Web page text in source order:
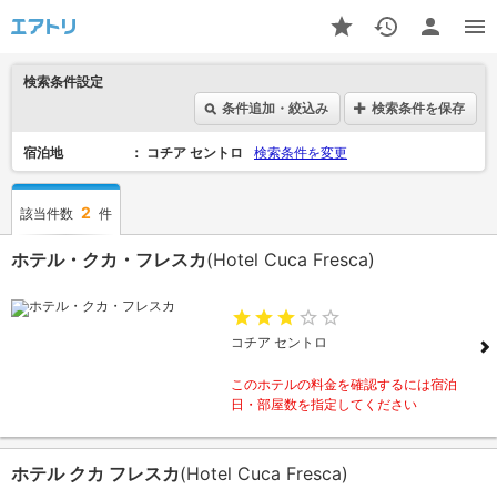
検索条件設定
条件追加・絞込み
検索条件を保存
宿泊地 コチア セントロ 検索条件を変更
該当件数 2 件
ホテル・クカ・フレスカ(Hotel Cuca Fresca)
コチア セントロ
このホテルの料金を確認するには宿泊
日・部屋数を指定してください
ホテル クカ フレスカ(Hotel Cuca Fresca)